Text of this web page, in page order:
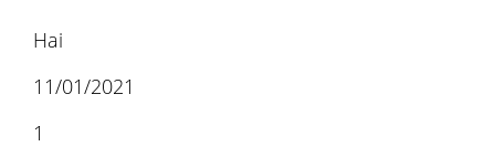
Hai
11/01/2021
1